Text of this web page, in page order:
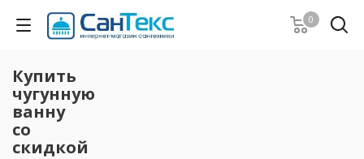
0
Купить
чугунную
ванну
со
скидкой